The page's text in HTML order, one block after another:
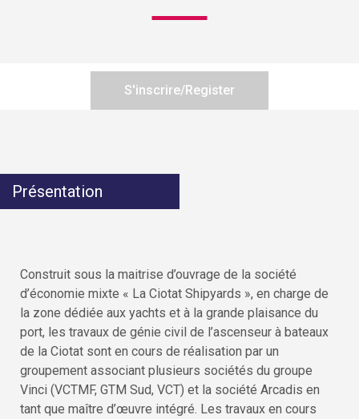
S'inscrire/Register
Présentation
Construit sous la maitrise d’ouvrage de la société
d’économie mixte « La Ciotat Shipyards », en charge de
la zone dédiée aux yachts et à la grande plaisance du
port, les travaux de génie civil de l’ascenseur à bateaux
de la Ciotat sont en cours de réalisation par un
groupement associant plusieurs sociétés du groupe
Vinci (VCTMF, GTM Sud, VCT) et la société Arcadis en
tant que maître d’œuvre intégré. Les travaux en cours